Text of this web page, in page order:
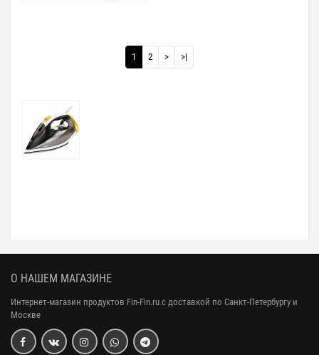
1 2 > >|
О НАШЕМ МАГАЗИНЕ
Интернет-магазин продуктов Fin-Fin.ru с доставкой по Санкт-Петербургу и
Москве